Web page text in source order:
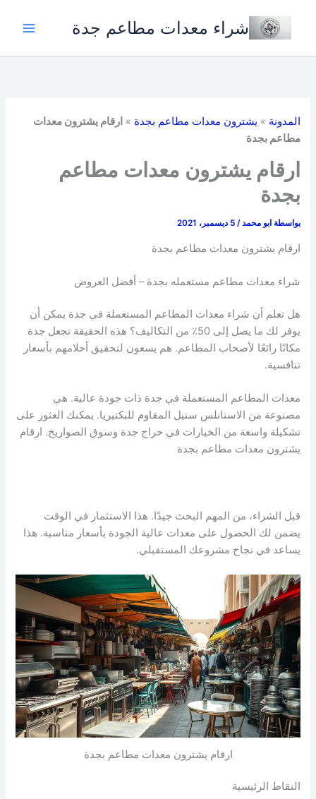
المحتوى
شراء معدات مطاعم جدة
المدونة » يشترون معدات مطاعم بجدة » ارقام يشترون معدات
مطاعم بجدة
ارقام يشترون معدات مطاعم
بجدة
بواسطة ابو محمد/5 ديسمبر، 2021
ارقام يشترون معدات مطاعم بجدة
شراء معدات مطاعم مستعمله بجدة – أفضل العروض
هل تعلم أن شراء معدات المطاعم المستعملة في جدة يمكن أن
يوفر لك ما يصل إلى 50٪ من التكاليف؟ هذه الحقيقة تجعل جدة
مكانًا رائعًا لأصحاب المطاعم. هم يسعون لتحقيق أحلامهم بأسعار
تنافسية.
معدات المطاعم المستعملة في جدة ذات جودة عالية. هي
مصنوعة من الاستانلس ستيل المقاوم للبكتيريا. يمكنك العثور على
تشكيلة واسعة من الخيارات في حراج جدة وسوق الصواريخ. ارقام
يشترون معدات مطاعم بجدة
قبل الشراء، من المهم البحث جيدًا. هذا الاستثمار في الوقت
يضمن لك الحصول على معدات عالية الجودة بأسعار مناسبة. هذا
يساعد في نجاح مشروعك المستقبلي.
ارقام يشترون معدات مطاعم بجدة
النقاط الرئيسية